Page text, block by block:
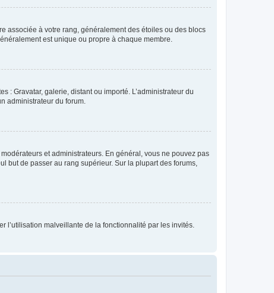
associée à votre rang, généralement des étoiles ou des blocs
est unique ou propre à chaque membre.
: Gravatar, galerie, distant ou importé. L’administrateur du
administrateur du forum.
et administrateurs. En général, vous ne pouvez pas
but de passer au rang supérieur. Sur la plupart des forums,
l’utilisation malveillante de la fonctionnalité par les invités.